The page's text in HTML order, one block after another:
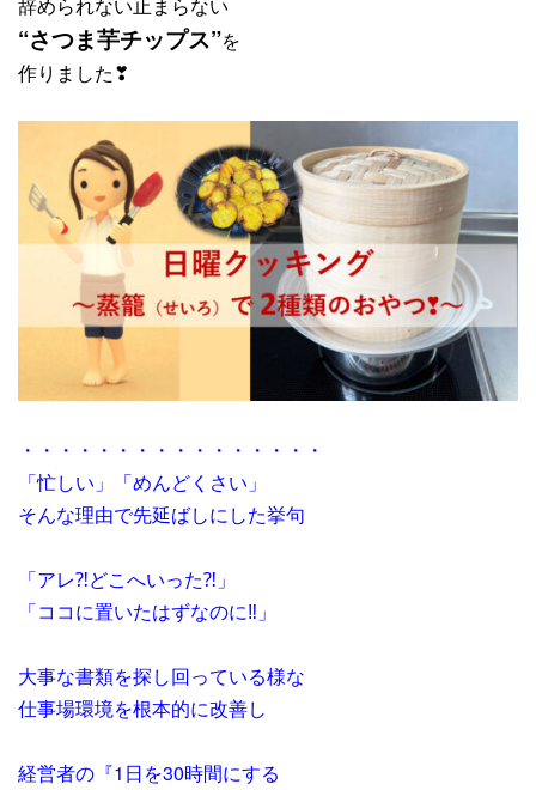
辞められない止まらない
“さつま芋チップス”を
作りました❣
・・・・・・・・・・・・・・・・
「忙しい」「めんどくさい」
そんな理由で先延ばしにした挙句
「アレ⁈どこへいった⁈」
「ココに置いたはずなのに‼」
大事な書類を探し回っている様な
仕事場環境を根本的に改善し
経営者の『1日を30時間にする